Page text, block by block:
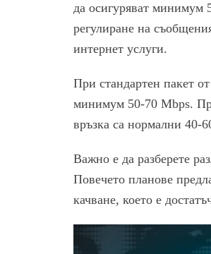
да осигуряват минимум
регулиране на
интернет услуги.
При стандартен пакет
минимум 50-70 Mbps.
връзка са нормални 40-
Важно е да разберете
Повечето планове
качване, което е